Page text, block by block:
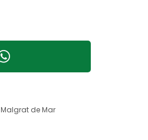
Malgrat de Mar